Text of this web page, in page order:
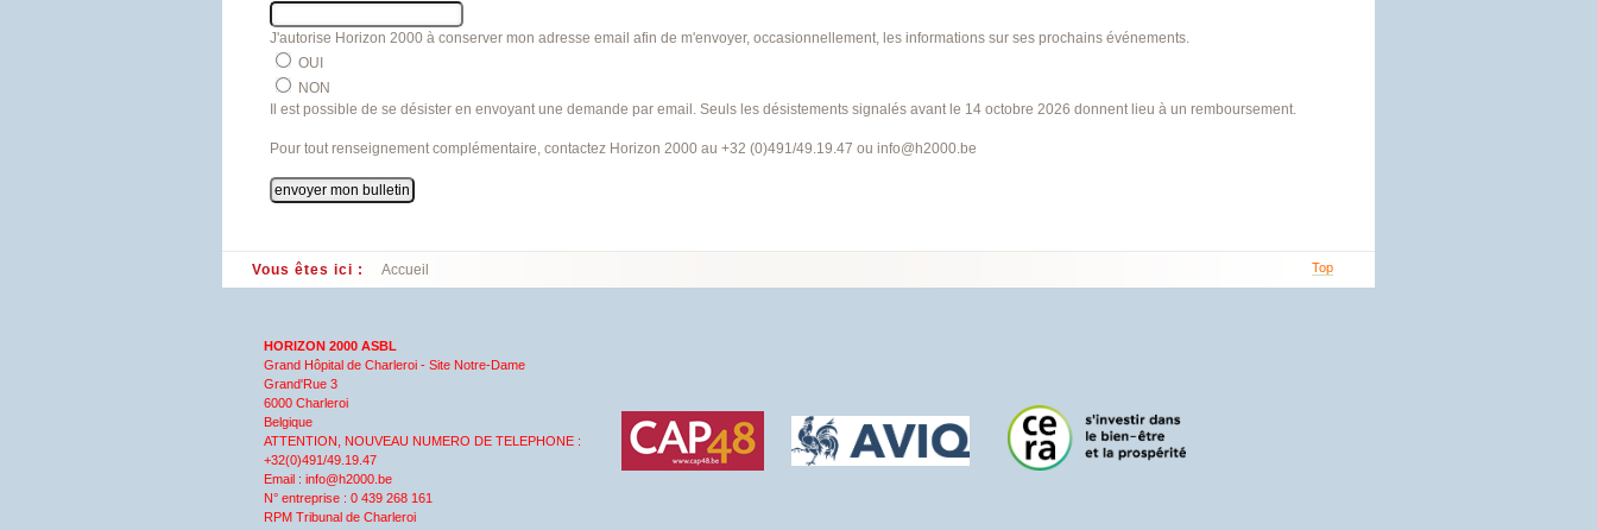
J'autorise Horizon 2000 à conserver mon adresse email afin de m'envoyer, occasionnellement, les informations sur ses prochains événements.
OUI
NON
Il est possible de se désister en envoyant une demande par email. Seuls les désistements signalés avant le 14 octobre 2026 donnent lieu à un remboursement.
Pour tout renseignement complémentaire, contactez Horizon 2000 au +32 (0)491/49.19.47 ou info@h2000.be
Vous êtes ici : Accueil Top
HORIZON 2000 ASBL
Grand Hôpital de Charleroi - Site Notre-Dame
Grand'Rue 3
6000 Charleroi
Belgique
ATTENTION, NOUVEAU NUMERO DE TELEPHONE :
+32(0)491/49.19.47
Email : info@h2000.be
N° entreprise : 0 439 268 161
RPM Tribunal de Charleroi